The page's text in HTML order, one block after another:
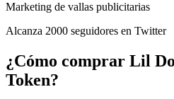
Marketing de vallas publicitarias
Alcanza 2000 seguidores en Twitter
¿Cómo comprar Lil
Token?